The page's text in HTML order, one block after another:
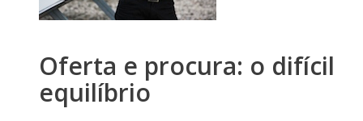
Oferta e procura: o difícil
equilíbrio